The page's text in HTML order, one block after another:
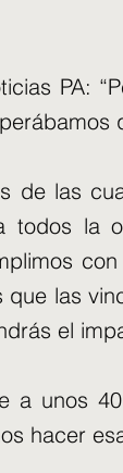
PA:
de las
todos la
las
el
a unos
hacer